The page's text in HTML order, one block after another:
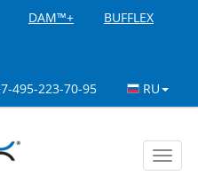
DAM™+ BUFFLEX
495-223-70-95 RU